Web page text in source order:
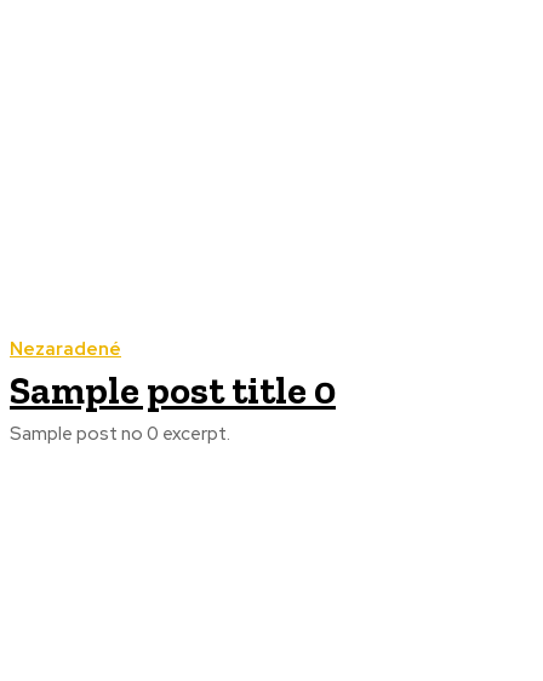
Nezaradené
Sample post title 0
Sample post no 0 excerpt.